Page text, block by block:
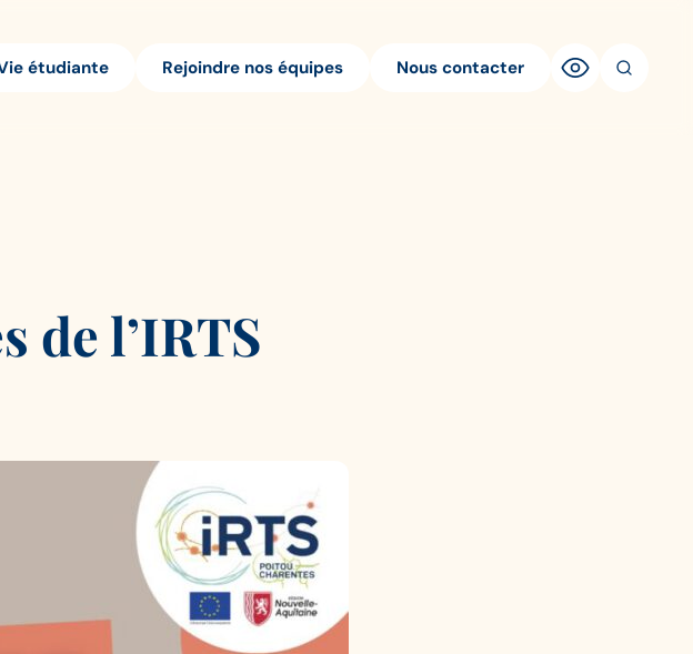
étudiante Rejoindre nos équipes Nous contacter
de l’IRTS